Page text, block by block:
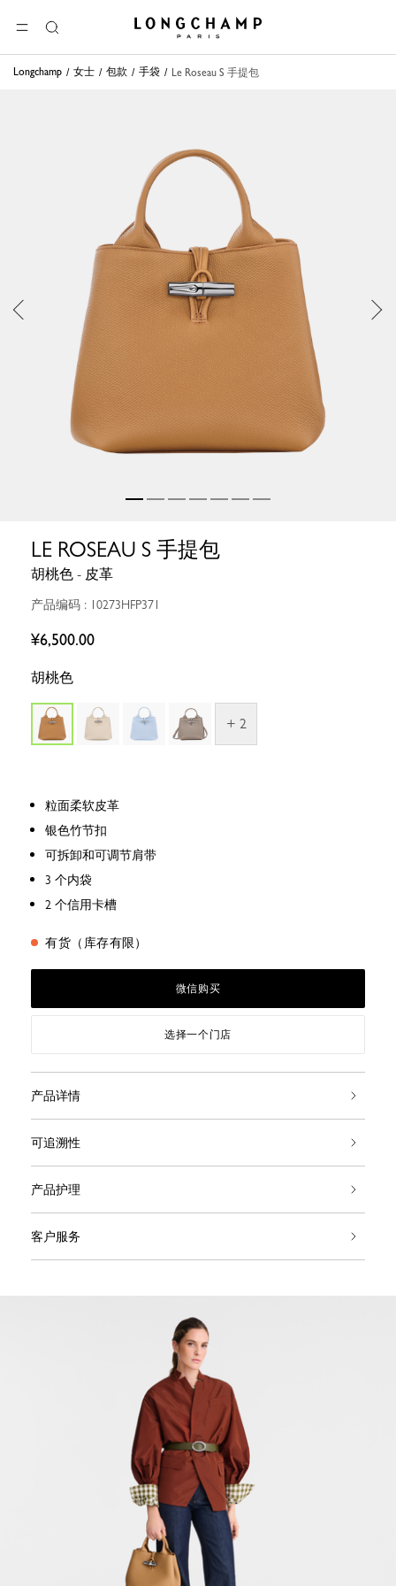
选单
搜
索
Longchamp - 主页
Longchamp 女士 包款 手袋 Le Roseau S 手提包
LE ROSEAU S 手提包
胡桃色 - 皮革
产品编码 : 10273HFP371
¥6,500.00
胡桃色
+ 2
粒面柔软皮革
银色竹节扣
可拆卸和可调节肩带
3 个内袋
2 个信用卡槽
有货（库存有限）
微信购买
选择一个门店
产品详情
可追溯性
产品护理
客户服务